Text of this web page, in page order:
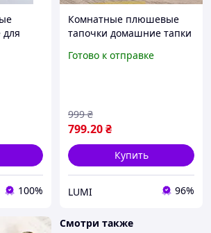
100%
Комнатные плюшевые
тапочки домашние тапки
42
Готово к отправке
799.20₴
999 ₴
Купить
LUMI 96%
Смотри также